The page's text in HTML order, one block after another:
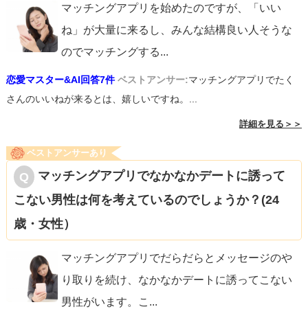
マッチングアプリを始めたのですが、「いい
ね」が大量に来るし、みんな結構良い人そうな
のでマッチングする...
恋愛マスター&AI回答7件 ベストアンサー:マッチングアプリでたく
さんのいいねが来るとは、嬉しいですね。...
詳細を見る＞＞
ベストアンサーあり
マッチングアプリでなかなかデートに誘って
こない男性は何を考えているのでしょうか？(24
歳・女性）
マッチングアプリでだらだらとメッセージのや
り取りを続け、なかなかデートに誘ってこない
男性がいます。こ ...